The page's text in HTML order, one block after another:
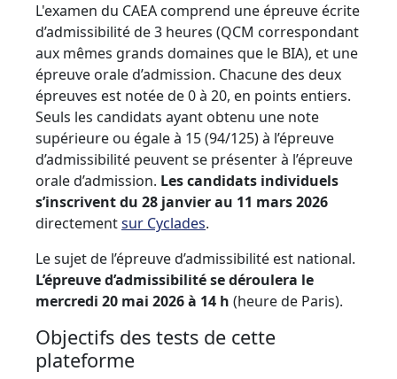
L'examen du CAEA comprend une épreuve écrite
d’admissibilité de 3 heures (QCM correspondant
aux mêmes grands domaines que le BIA), et une
épreuve orale d’admission. Chacune des deux
épreuves est notée de 0 à 20, en points entiers.
Seuls les candidats ayant obtenu une note
supérieure ou égale à 15 (94/125) à l’épreuve
d’admissibilité peuvent se présenter à l’épreuve
orale d’admission. Les candidats individuels
s’inscrivent du 28 janvier au 11 mars 2026
directementsur Cyclades.
Le sujet de l’épreuve d’admissibilité est national.
L’épreuve d’admissibilité se déroulera le
mercredi 20 mai 2026 à 14 h (heure de Paris).
Objectifs des tests de cette
plateforme